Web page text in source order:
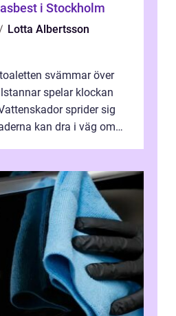
i Stockholm
Lotta Albertsson
svämmar över
spelar klockan
sprider sig
kan dra i väg om